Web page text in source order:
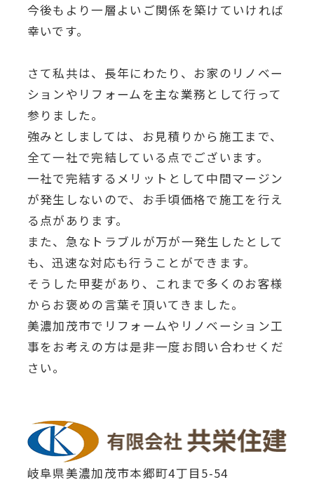
今後もより一層よいご関係を築けていければ
幸いです。
さて私共は、長年にわたり、お家のリノベー
ションやリフォームを主な業務として行って
参りました。
強みとしましては、お見積りから施工まで、
全て一社で完結している点でございます。
一社で完結するメリットとして中間マージン
が発生しないので、お手頃価格で施工を行え
る点があります。
また、急なトラブルが万が一発生したとして
も、迅速な対応も行うことができます。
そうした甲斐があり、これまで多くのお客様
からお褒めの言葉そ頂いてきました。
美濃加茂市でリフォームやリノベーション工
事をお考えの方は是非一度お問い合わせくだ
さい。
岐阜県美濃加茂市本郷町4丁目5-54